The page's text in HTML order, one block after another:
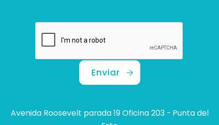
Enviar
Avenida Roosevelt parada 19 Oficina 203 - Punta del